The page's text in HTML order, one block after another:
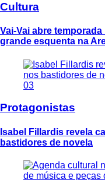
Cultura
Vai-Vai abre
grande esquenta na
03
Protagonistas
Isabel Fillardis revela
bastidores de novela